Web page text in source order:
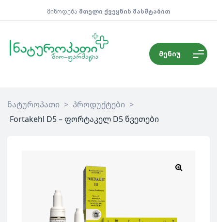
მიწოდება მთელი ქვეყნის მასშტაბით
მენიუ
ნატუროპათი > პროდუქტები >
Fortakehl D5 – ფორტაკელ D5 წვეთები